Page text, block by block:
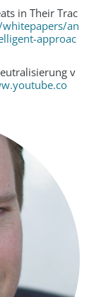
in Their Trac
an
approac
v